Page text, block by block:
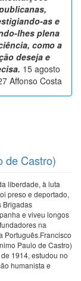
as e
lhes plena
como a
deseja e
15 agosto
Affonso Costa
de Castro)
liberdade, à luta
preso e deportado,
Brigadas
e viveu longos
na
Português.Francisco
Paulo de Castro)
1914, estudou no
humanista e